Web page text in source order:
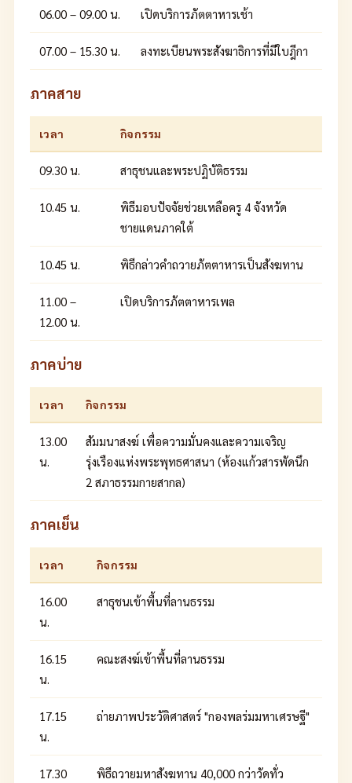
06.00 – 09.00 น. เปิดบริการภัตตาหารเช้า
07.00 – 15.30 น. ลงทะเบียนพระสังฆาธิการที่มีใบฎีกา
ภาคสาย
เวลา กิจกรรม
09.30 น. สาธุชนและพระปฏิบัติธรรม
10.45 น.
พิธีมอบปัจจัยช่วยเหลือครู 4 จังหวัด
ชายแดนภาคใต้
10.45 น. พิธีกล่าวคำถวายภัตตาหารเป็นสังฆทาน
11.00 –
12.00 น.
เปิดบริการภัตตาหารเพล
ภาคบ่าย
เวลา กิจกรรม
13.00
น.
สัมมนาสงฆ์ เพื่อความมั่นคงและความเจริญ
รุ่งเรืองแห่งพระพุทธศาสนา (ห้องแก้วสารพัดนึก
2 สภาธรรมกายสากล)
ภาคเย็น
เวลา กิจกรรม
16.00
น.
สาธุชนเข้าพื้นที่ลานธรรม
16.15
น.
คณะสงฆ์เข้าพื้นที่ลานธรรม
17.15
น.
ถ่ายภาพประวัติศาสตร์ "กองพลร่มมหาเศรษฐี"
17.30 พิธีถวายมหาสังฆทาน 40,000 กว่าวัดทั่ว